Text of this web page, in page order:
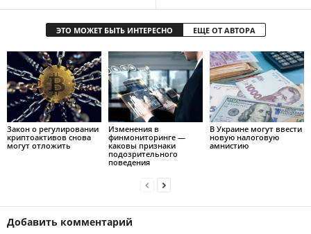
ЭТО МОЖЕТ БЫТЬ ИНТЕРЕСНО ЕЩЕ ОТ АВТОРА
Закон о регулировании
криптоактивов снова
могут отложить
Изменения в
финмониторинге —
каковы признаки
подозрительного
поведения
В Украине могут ввести
новую налоговую
амнистию
Добавить комментарий